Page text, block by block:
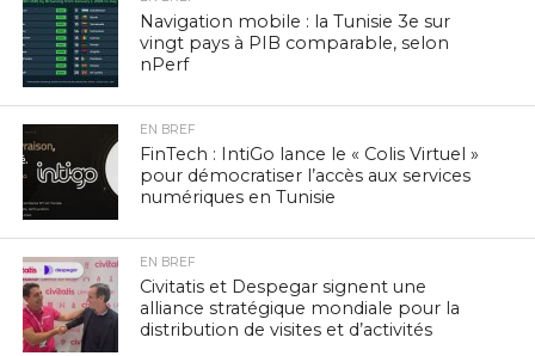
Navigation mobile : la Tunisie 3e sur
vingt pays à PIB comparable, selon
nPerf
EN BREF
FinTech : IntiGo lance le « Colis Virtuel »
pour démocratiser l’accès aux services
numériques en Tunisie
EN BREF
Civitatis et Despegar signent une
alliance stratégique mondiale pour la
distribution de visites et d’activités